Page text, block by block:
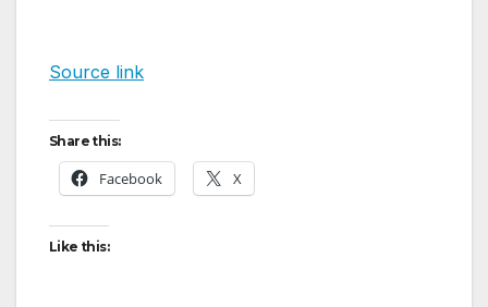
Source link
Share this:
Facebook X
Like this: